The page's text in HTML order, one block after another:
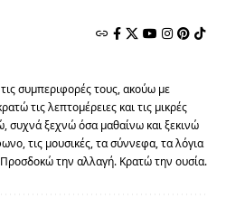
συμπεριφορές τους, ακούω με
τις λεπτομέρειες και τις μικρές
συχνά ξεχνώ όσα μαθαίνω και ξεκινώ
τις μουσικές, τα σύννεφα, τα λόγια
την αλλαγή. Κρατώ την ουσία.